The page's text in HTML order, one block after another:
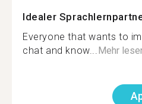
Idealer
Everyone that wants to
chat and know...Mehr